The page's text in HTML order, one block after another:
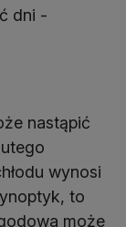
dni -
nastąpić
wynosi
to
może